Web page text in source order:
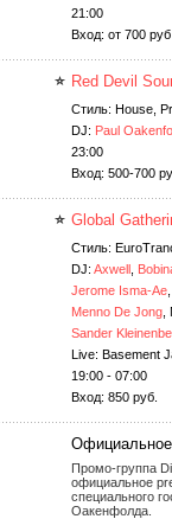
21:00
Вход: от 700
Red Devil
Стиль: House,
DJ: Paul
23:00
Вход: 500-700
Global
Стиль:
DJ: Axwell
Jerome Isma-Ae
Menno De Jong
Sander
Live: Basement
19:00 - 07:00
Вход: 850 руб.
Промо-группа
официальное
специального
Оакенфолда.